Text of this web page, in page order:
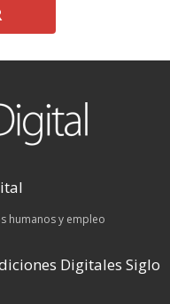
humanos y empleo
Digitales Siglo